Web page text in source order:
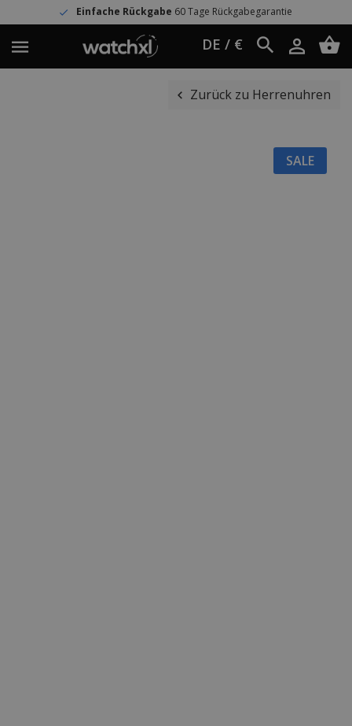
Einfache Rückgabe60 Tage Rückgabegarantie
DE / €
Zurück zu Herrenuhren
SALE